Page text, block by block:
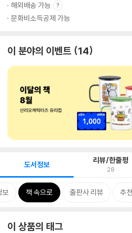
해외배송 가능
문화비소득공제 가능
이 분야의 이벤트 14
도서정보 리뷰/한줄평
28
보 책 속으로 출판사 리뷰 추
이 상품의 태그